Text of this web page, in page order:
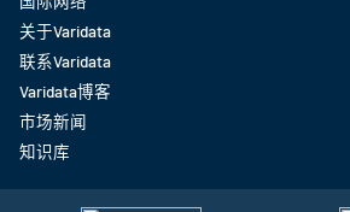
关于Varidata
联系Varidata
Varidata博客
市场新闻
知识库